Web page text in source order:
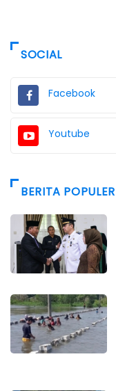
SOCIAL
Facebook
Youtube
BERITA POPULER